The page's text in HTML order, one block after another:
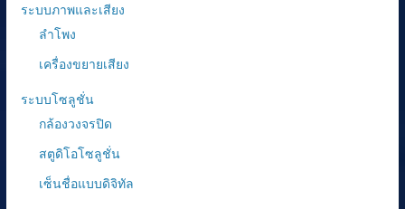
ระบบภาพและเสียง
ลำโพง
เครื่องขยายเสียง
ระบบโซลูชั่น
กล้องวงจรปิด
สตูดิโอโซลูชั่น
เซ็นชื่อแบบดิจิทัล